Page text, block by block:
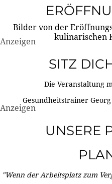
Bilder von der
kulinarischen
Anzeigen
SITZ
Die Veranstaltung
Gesundheitstrainer
Anzeigen
UNSERE
"Wenn der Arbeitsplatz zum